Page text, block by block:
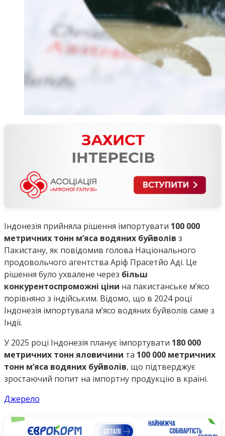
Індонезія прийняла рішення імпортувати 100 000
метричних тонн м’яса водяних буйволів з
Пакистану, як повідомив голова Національного
продовольчого агентства Аріф Прасетйо Аді. Це
рішення було ухвалене через більш
конкурентоспроможні ціни на пакистанське м’ясо
порівняно з індійським. Відомо, що в 2024 році
Індонезія імпортувала м’ясо водяних буйволів саме з
Індії.
У 2025 році Індонезія планує імпортувати 180 000
метричних тонн яловичини та 100 000 метричних
тонн м’яса водяних буйволів, що підтверджує
зростаючий попит на імпортну продукцію в країні.
Джерело